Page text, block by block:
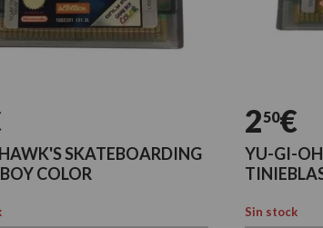
SKATEBOARDING
COLOR
250€
YU-GI-
Sin stock